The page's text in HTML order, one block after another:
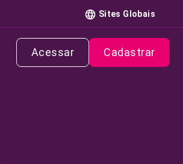
Sites Globais
Acessar Cadastrar